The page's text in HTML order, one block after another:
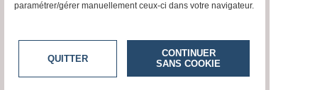
paramétrer/gérer manuellement ceux-ci dans votre navigateur.
QUITTER
CONTINUER
SANS COOKIE